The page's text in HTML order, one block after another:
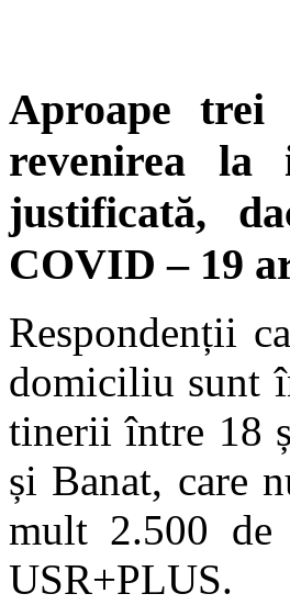
Aproape
revenirea
justificată,
COVID – 19
Respondenții
domiciliu sunt
tinerii între 18
și Banat, care
mult 2.500
USR+PLUS.